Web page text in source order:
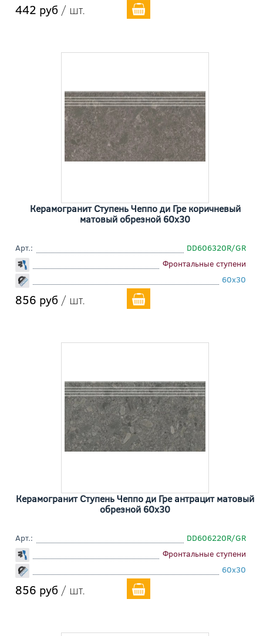
442 руб / шт.
Керамогранит Ступень Чеппо ди Гре коричневый
матовый обрезной 60x30
Арт.:
DD606320R/GR
Фронтальные ступени
60x30
856 руб / шт.
Керамогранит Ступень Чеппо ди Гре антрацит матовый
обрезной 60x30
Арт.:
DD606220R/GR
Фронтальные ступени
60x30
856 руб / шт.